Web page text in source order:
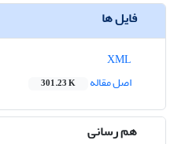
فایل ها
اصل مقاله
301.23 K
هم رسانی